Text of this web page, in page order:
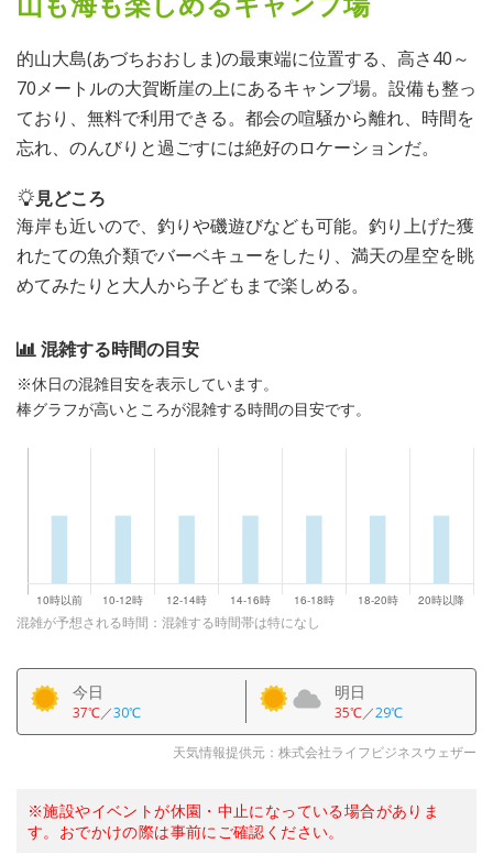
的山大島(あづちおおしま)の最東端に位置する、高さ40～
70メートルの大賀断崖の上にあるキャンプ場。設備も整っ
ており、無料で利用できる。都会の喧騒から離れ、時間を
忘れ、のんびりと過ごすには絶好のロケーションだ。
見どころ
海岸も近いので、釣りや磯遊びなども可能。釣り上げた獲
れたての魚介類でバーベキューをしたり、満天の星空を眺
めてみたりと大人から子どもまで楽しめる。
混雑する時間の目安
※休日の混雑目安を表示しています。
棒グラフが高いところが混雑する時間の目安です。
混雑が予想される時間：混雑する時間帯は特になし
今日
37℃／30℃
明日
35℃／29℃
天気情報提供元：株式会社ライフビジネスウェザー
※施設やイベントが休園・中止になっている場合がありま
す。おでかけの際は事前にご確認ください。